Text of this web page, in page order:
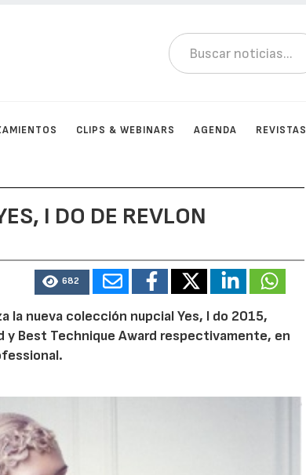
CLIPS & WEBINARS AGENDA REVISTAS
I DO DE REVLON
682
la nueva colección nupcial Yes, I do 2015,
y Best Technique Award respectivamente, en